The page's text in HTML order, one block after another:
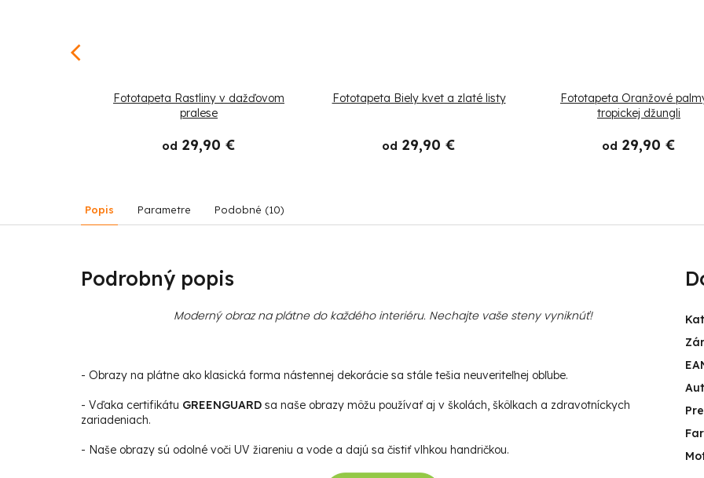
Fototapeta Rastliny v dažďovom
pralese
od 29,90 €
Fototapeta Biely kvet a zlaté listy
od 29,90 €
Fototapeta Oranžové
tropickej džungli
od 29,90 €
Popis Parametre Podobné (10)
Podrobný popis
Moderný obraz na plátne do každého interiéru. Nechajte vaše steny vyniknúť!
- Obrazy na plátne ako klasická forma nástennej dekorácie sa stále tešia neuveriteľnej obľube.
- Vďaka certifikátu GREENGUARD sa naše obrazy môžu používať aj v školách, škôlkach a zdravotníckych
zariadeniach.
- Naše obrazy sú odolné voči UV žiareniu a vode a dajú sa čistiť vlhkou handričkou.